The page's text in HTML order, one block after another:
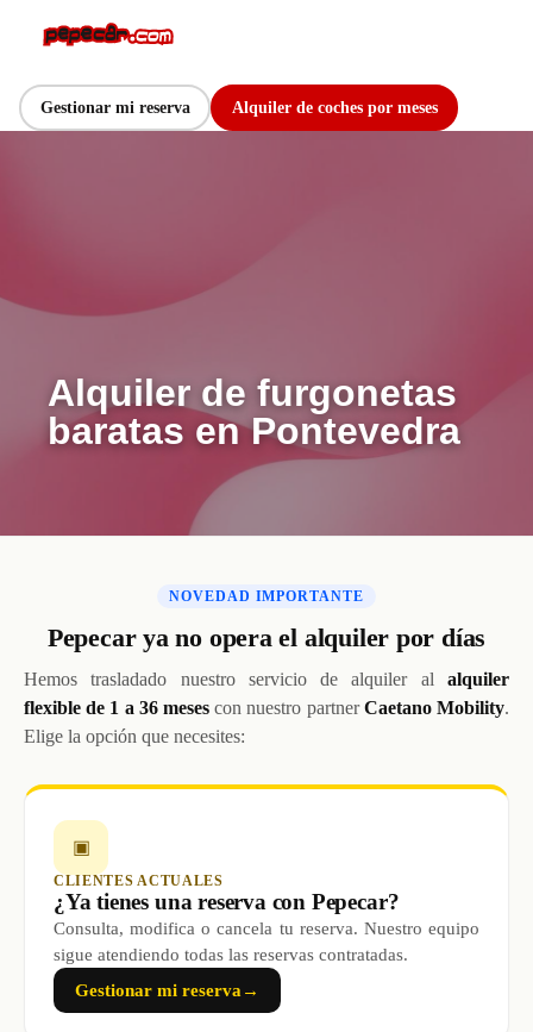
Gestionar mi reserva Alquiler de coches por meses
Alquiler de furgonetas
baratas en Pontevedra
NOVEDAD IMPORTANTE
Pepecar ya no opera el alquiler por días
Hemos trasladado nuestro servicio de alquiler al alquiler
flexible de 1 a 36 meses con nuestro partnerCaetano Mobility.
Elige la opción que necesites:
▣
CLIENTES ACTUALES
¿Ya tienes una reserva con Pepecar?
Consulta, modifica o cancela tu reserva. Nuestro equipo
sigue atendiendo todas las reservas contratadas.
Gestionar mi reserva →